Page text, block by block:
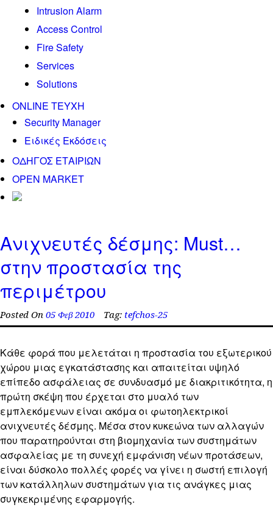
Intrusion Alarm
Access Control
Fire Safety
Services
Solutions
ONLINE TEYXH
Security Manager
Ειδικές Εκδόσεις
ΟΔΗΓΟΣ ΕΤΑΙΡΙΩΝ
OPEN MARKET
Ανιχνευτές δέσμης: Must…
στην προστασία της
περιμέτρου
Posted On 05 Φεβ 2010 Tag: tefchos-25
Κάθε φορά που μελετάται η προστασία του εξωτερικού
χώρου μιας εγκατάστασης και απαιτείται υψηλό
επίπεδο ασφάλειας σε συνδυασμό με διακριτικότητα, η
πρώτη σκέψη που έρχεται στο μυαλό των
εμπλεκόμενων είναι ακόμα οι φωτοηλεκτρικοί
ανιχνευτές δέσμης. Μέσα στον κυκεώνα των αλλαγών
που παρατηρούνται στη βιομηχανία των συστημάτων
ασφαλείας με τη συνεχή εμφάνιση νέων προτάσεων,
είναι δύσκολο πολλές φορές να γίνει η σωστή επιλογή
των κατάλληλων συστημάτων για τις ανάγκες μιας
συγκεκριμένης εφαρμογής.